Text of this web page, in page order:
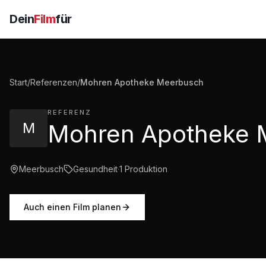
DeinFilmfür
Start/Referenzen/Mohren Apotheke Meerbusch
M
REFERENZ
Meerbusch Gesundheit·1 Produktion
Auch einen Film planen